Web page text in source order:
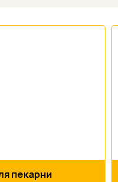
пекарни